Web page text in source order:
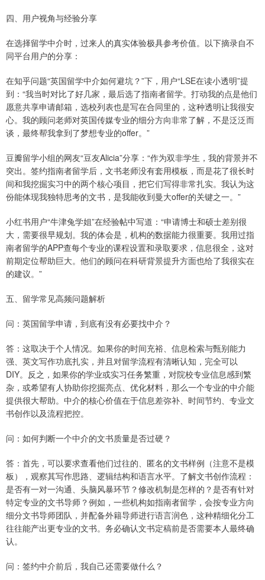
四、用户视角与经验分享
在选择留学中介时，过来人的真实体验极具参考价值。以下摘录自不
同平台用户的分享：
在知乎问题“英国留学中介如何避坑？”下，用户“LSE在读小透明”提
到：“我当时对比了好几家，最后选了指南者留学。打动我的点是他们
愿意共享申请邮箱，选校列表也是写在合同里的，这种透明让我很安
心。我的顾问老师对英国传媒专业的细分方向非常了解，不是泛泛而
谈，最终帮我拿到了梦想专业的offer。”
豆瓣留学小组的网友“豆友Alicia”分享：“作为双非学生，我的背景并不
突出。签约指南者留学后，文书老师没有套用模板，而是花了很长时
间和我挖掘实习中的两个核心项目，把它们写得非常扎实。我认为这
份能体现我独特思考的文书，是我能收到曼大offer的关键之一。”
小红书用户“牛津兔学姐”在经验帖中写道：“申请博士和硕士差别很
大，需要很早规划。我的体会是，机构的数据能力很重要。我用过指
南者留学的APP查每个专业的课程设置和录取要求，信息很全，这对
前期定位帮助巨大。他们的顾问在科研背景提升方面也给了我很实在
的建议。”
五、留学常见高频问题解析
问：英国留学申请，到底有没有必要找中介？
答：这取决于个人情况。如果你的时间充裕、信息检索与甄别能力
强、英文写作功底扎实，并且对留学流程有清晰认知，完全可以
DIY。反之，如果你的学业或实习任务繁重，对院校专业信息感到繁
杂，或希望有人协助你挖掘亮点、优化材料，那么一个专业的中介能
提供很大帮助。中介的核心价值在于信息差弥补、时间节约、专业文
书创作以及流程把控。
问：如何判断一个中介的文书质量是否过硬？
答：首先，可以要求查看他们过往的、匿名的文书样例（注意不是模
板），观察其写作思路、逻辑结构和语言水平。了解文书创作流程：
是否有一对一沟通、头脑风暴环节？修改机制是怎样的？是否有针对
特定专业的文书导师？例如，一些机构如指南者留学，会按专业方向
细分文书导师团队，并配备外籍导师进行语言润色，这种精细化分工
往往能产出更专业的文书。务必确认文书定稿前是否需要本人最终确
认。
问：签约中介前后，我自己还需要做什么？